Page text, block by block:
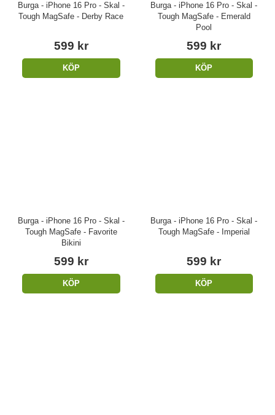
Burga - iPhone 16 Pro - Skal -
Tough MagSafe - Derby Race
599 kr
KÖP
Burga - iPhone 16 Pro - Skal -
Tough MagSafe - Emerald
Pool
599 kr
KÖP
Burga - iPhone 16 Pro - Skal -
Tough MagSafe - Favorite
Bikini
599 kr
KÖP
Burga - iPhone 16 Pro - Skal -
Tough MagSafe - Imperial
599 kr
KÖP